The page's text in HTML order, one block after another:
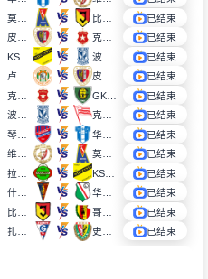
已结束
已结束
已结束
已结束
已结束
已结束
已结束
已结束
已结束
已结束
已结束
已结束